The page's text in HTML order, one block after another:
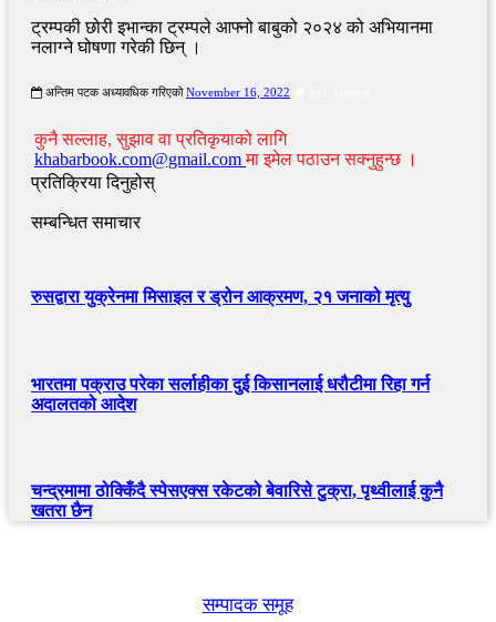
ट्रम्पकी छोरी इभान्का ट्रम्पले आफ्नो बाबुको २०२४ को अभियानमा
नलाग्ने घोषणा गरेकी छिन् ।
अन्तिम पटक अध्यावधिक गरिएको November 16, 2022
कुनै सल्लाह, सुझाव वा प्रतिकृयाको लागि
khabarbook.com@gmail.comमा इमेल पठाउन सक्नुहुन्छ ।
प्रतिक्रिया दिनुहोस्
सम्बन्धित समाचार
रुसद्वारा युक्रेनमा मिसाइल र ड्रोन आक्रमण, २१ जनाको मृत्यु
भारतमा पक्राउ परेका सर्लाहीका दुई किसानलाई धरौटीमा रिहा गर्न
अदालतको आदेश
चन्द्रमामा ठोक्किँदै स्पेसएक्स रकेटको बेवारिसे टुक्रा, पृथ्वीलाई कुनै
खतरा छैन
सम्पादक समूह